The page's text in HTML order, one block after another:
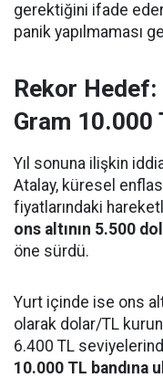
gerektiğini ifade
panik yapılmaması
Rekor
Gram 10.000
Yıl sonuna ilişkin
Atalay, küresel
fiyatlarındaki
ons altının 5.500
öne sürdü.
Yurt içinde ise ons
olarak dolar/TL
6.400 TL
10.000 TL bandına